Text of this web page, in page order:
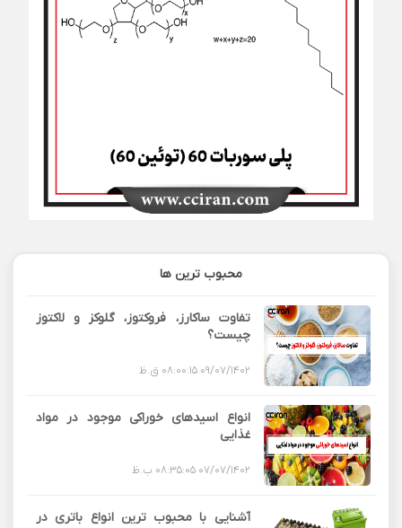
محبوب ترین ها
تفاوت ساکارز، فروکتوز، گلوکز و لاکتوز
چیست؟
09/07/1402 08:00:15 ق.ظ
انواع اسیدهای خوراکی موجود در مواد
غذایی
07/07/1402 08:35:05 ب.ظ
آشنایی با محبوب ترین انواع باتری در